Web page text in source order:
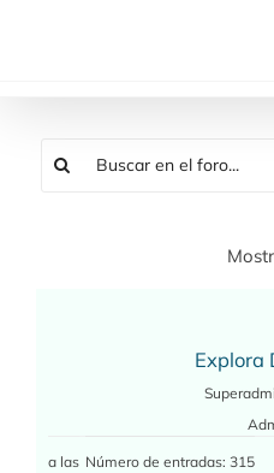
Explora
a las Número de entradas: 315